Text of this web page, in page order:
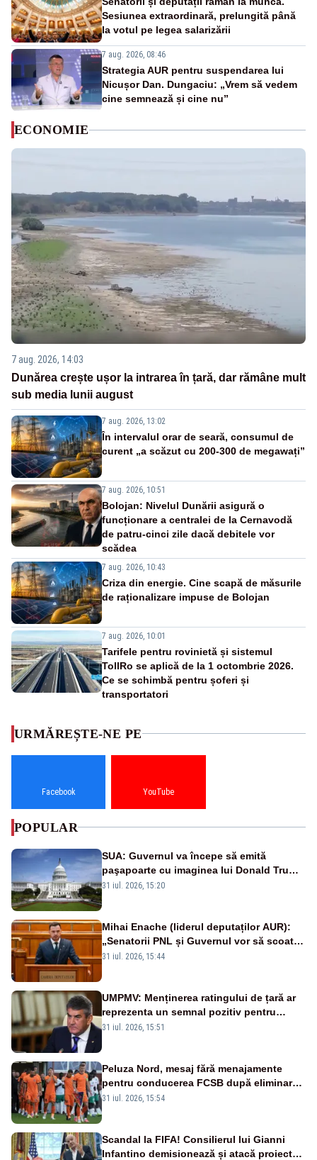
Sesiunea extraordinară, prelungită până
la votul pe legea salarizării
7 aug. 2026, 08:46
Strategia AUR pentru suspendarea lui
Nicușor Dan. Dungaciu: „Vrem să vedem
cine semnează și cine nu”
ECONOMIE
7 aug. 2026, 14:03
Dunărea crește ușor la intrarea în țară, dar rămâne mult
sub media lunii august
7 aug. 2026, 13:02
În intervalul orar de seară, consumul de
curent „a scăzut cu 200-300 de megawați”
7 aug. 2026, 10:51
Bolojan: Nivelul Dunării asigură o
funcționare a centralei de la Cernavodă
de patru-cinci zile dacă debitele vor
scădea
7 aug. 2026, 10:43
Criza din energie. Cine scapă de măsurile
de raționalizare impuse de Bolojan
7 aug. 2026, 10:01
Tarifele pentru rovinietă și sistemul
TollRo se aplică de la 1 octombrie 2026.
Ce se schimbă pentru șoferi și
transportatori
URMĂREȘTE-NE PE
Facebook YouTube
POPULAR
SUA: Guvernul va începe să emită
paşapoarte cu imaginea lui Donald Trump
începând cu 8 august
31 iul. 2026, 15:20
Mihai Enache (liderul deputaților AUR):
„Senatorii PNL și Guvernul vor să scoată
la vânzare bunuri publice pentru a stinge
31 iul. 2026, 15:44
UMPMV: Menținerea ratingului de țară ar
reprezenta un semnal pozitiv pentru
România. Autoritățile trebuie să continue
31 iul. 2026, 15:51
Peluza Nord, mesaj fără menajamente
pentru conducerea FCSB după eliminarea
rușinoasă din Conference League
31 iul. 2026, 15:54
Scandal la FIFA! Consilierul lui Gianni
Infantino demisionează și atacă proiectul